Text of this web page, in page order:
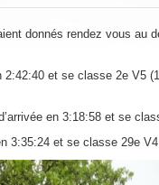
donnés rendez vous au
2:42:40 et se classe 2e V5
en 3:18:58 et se
3:35:24 et se classe 29e